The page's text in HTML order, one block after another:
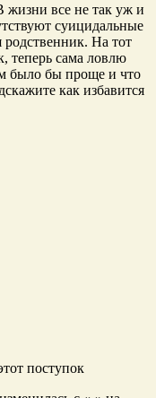
жизни все не так уж и
суицидальные
родственник. На тот
теперь сама ловлю
было бы проще и что
как избавится
поступок